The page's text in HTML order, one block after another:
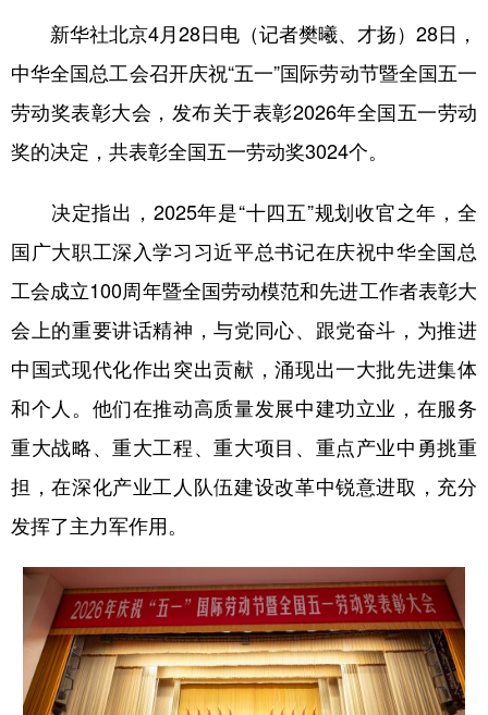
地方频道
浙江 安徽 福建 江西
四川 贵州 云南 西藏
陕西 甘肃 青海 宁夏
新疆 内蒙古 黑龙江
多语种频道
Español Français عربى
Русский язык 日本語 한국어
Deutsch Português
新华社北京4月28日电（记者樊曦、才扬）28日，
中华全国总工会召开庆祝“五一”国际劳动节暨全国五一
劳动奖表彰大会，发布关于表彰2026年全国五一劳动
奖的决定，共表彰全国五一劳动奖3024个。
决定指出，2025年是“十四五”规划收官之年，全
国广大职工深入学习习近平总书记在庆祝中华全国总
工会成立100周年暨全国劳动模范和先进工作者表彰大
会上的重要讲话精神，与党同心、跟党奋斗，为推进
中国式现代化作出突出贡献，涌现出一大批先进集体
和个人。他们在推动高质量发展中建功立业，在服务
重大战略、重大工程、重大项目、重点产业中勇挑重
担，在深化产业工人队伍建设改革中锐意进取，充分
发挥了主力军作用。